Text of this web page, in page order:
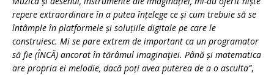
repere extraordinare în a putea înțelege ce și cum trebuie să se
întâmple în platformele și soluțiile digitale pe care le
construiesc. Mi se pare extrem de important ca un programator
să fie (ÎNCĂ) ancorat în tărâmul imaginației. Până și matematica
are propria ei melodie, dacă poți avea puterea de a o asculta”,